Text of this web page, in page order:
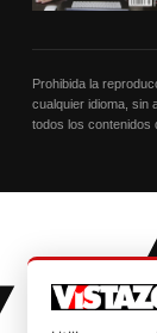
Prohibida la
cualquier idioma, sin
todos los contenidos